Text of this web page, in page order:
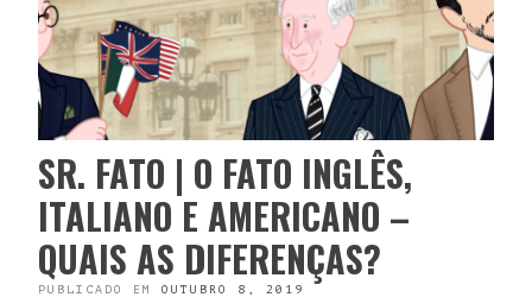
SR. FATO | O FATO INGLÊS,
ITALIANO E AMERICANO –
QUAIS AS DIFERENÇAS?
PUBLICADO EM OUTUBRO 8, 2019